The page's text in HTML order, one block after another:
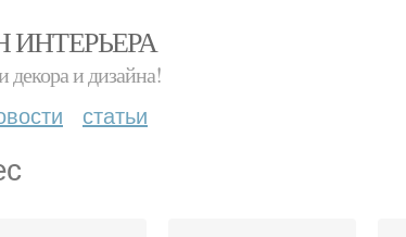
ИНТЕРЬЕРА
декора и дизайна!
статьи